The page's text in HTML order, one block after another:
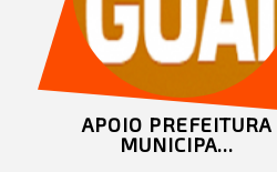
APOIO PREFEITURA
MUNICIPA...